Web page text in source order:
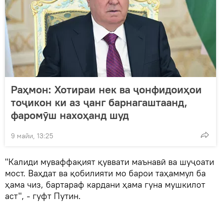
Раҳмон: Хотираи нек ва ҷонфидоиҳои
тоҷикон ки аз ҷанг барнагаштаанд,
фаромӯш нахоҳанд шуд
9 майи, 13:25
"Калиди муваффақият қуввати маънавӣ ва шуҷоати
мост. Ваҳдат ва қобилияти мо барои таҳаммул ба
ҳама чиз, бартараф кардани ҳама гуна мушкилот
аст", - гуфт Путин.